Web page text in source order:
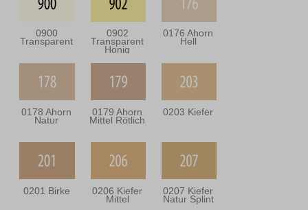
0900
Transparent
0902
Transparent
Honig
0176 Ahorn
Hell
0178 Ahorn
Natur
0179 Ahorn
Mittel Rötlich
0203 Kiefer
0201 Birke 0206 Kiefer
Mittel
0207 Kiefer
Natur Splint